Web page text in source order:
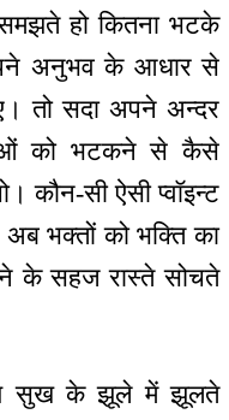
हो कितना भटके
अनुभव के आधार से
तो सदा अपने अन्दर
को भटकने से कैसे
कौन-सी ऐसी प्वॉइन्ट
अब भक्तों को भक्ति का
के सहज रास्ते सोचते
सुख के झूले में झूलते